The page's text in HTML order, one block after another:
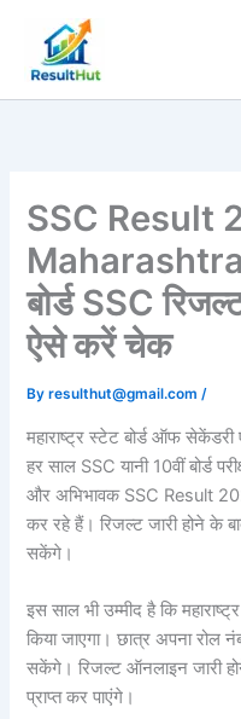
content
SSC Result
Maharashtra
बोर्ड SSC
ऐसे करें चेक
Byresulthut@gmail.com/
महाराष्ट्र स्टेट बोर्ड ऑफ
हर साल SSC यानी 10वीं बोर्ड
और अभिभावक SSC Result
कर रहे हैं। रिजल्ट जारी होने के
सकेंगे।
इस साल भी उम्मीद है कि
किया जाएगा। छात्र अपना रोल
सकेंगे। रिजल्ट ऑनलाइन जारी
प्राप्त कर पाएंगे।